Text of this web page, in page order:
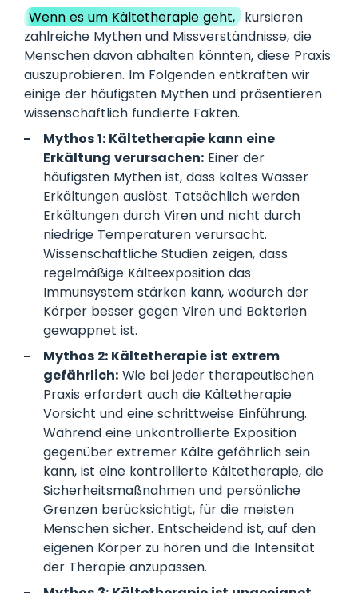
Wenn es um Kältetherapie geht, kursieren
zahlreiche Mythen und Missverständnisse, die
Menschen davon abhalten könnten, diese Praxis
auszuprobieren. Im Folgenden entkräften wir
einige der häufigsten Mythen und präsentieren
wissenschaftlich fundierte Fakten.
Mythos 1: Kältetherapie kann eine
Erkältung verursachen: Einer der
häufigsten Mythen ist, dass kaltes Wasser
Erkältungen auslöst. Tatsächlich werden
Erkältungen durch Viren und nicht durch
niedrige Temperaturen verursacht.
Wissenschaftliche Studien zeigen, dass
regelmäßige Kälteexposition das
Immunsystem stärken kann, wodurch der
Körper besser gegen Viren und Bakterien
gewappnet ist.
Mythos 2: Kältetherapie ist extrem
gefährlich: Wie bei jeder therapeutischen
Praxis erfordert auch die Kältetherapie
Vorsicht und eine schrittweise Einführung.
Während eine unkontrollierte Exposition
gegenüber extremer Kälte gefährlich sein
kann, ist eine kontrollierte Kältetherapie, die
Sicherheitsmaßnahmen und persönliche
Grenzen berücksichtigt, für die meisten
Menschen sicher. Entscheidend ist, auf den
eigenen Körper zu hören und die Intensität
der Therapie anzupassen.